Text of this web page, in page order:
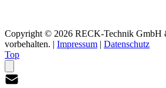
Copyright © 2026 RECK-Technik GmbH
vorbehalten. | Impressum | Datenschutz
Top